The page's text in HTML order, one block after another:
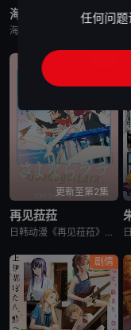
海贼王
更新至第2集
再见菈菈
日韩动漫《再见菈菈》又名：Sayonara Lara,再见,劳拉,さよならララ，讲述了：昔々あるところに、ララという人魚のプリンセスがおりました。海の王である父と、姉たちに愛されて、すくすくと育ちまし
剧情
任何问